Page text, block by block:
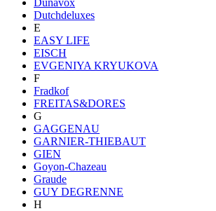
Dutchdeluxes
E
EASY LIFE
EISCH
EVGENIYA KRYUKOVA
F
Fradkof
FREITAS&DORES
G
GAGGENAU
GARNIER-THIEBAUT
GIEN
Goyon-Chazeau
Graude
GUY DEGRENNE
H